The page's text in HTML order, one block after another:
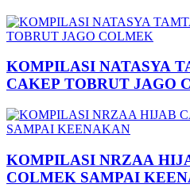
KOMPILASI NATASYA
CAKEP TOBRUT JAGO
KOMPILASI NRZAA
COLMEK SAMPAI